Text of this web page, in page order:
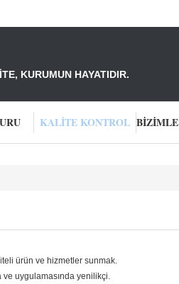
KURUMUN HAYATIDIR.
KALITE KONTROL
ürün ve hizmetler sunmak.
ve uygulamasında yenilikçi.